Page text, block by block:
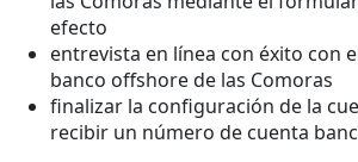
efecto
entrevista en línea con éxito con
banco offshore de las Comoras
finalizar la configuración de la
recibir un número de cuenta